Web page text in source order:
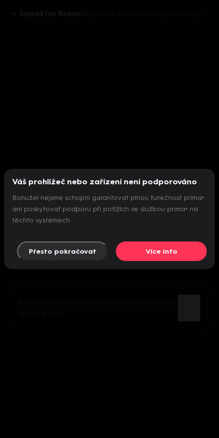
Inspektor Rebus
Nepodařilo se inicializovat přehrávač
Váš prohlížeč nebo zařízení není podporováno
Bohužel nejsme schopni garantovat plnou funkčnost prima+
ani poskytovat podporu při potížích se službou prima+ na
těchto systémech.
Přesto pokračovat Více info